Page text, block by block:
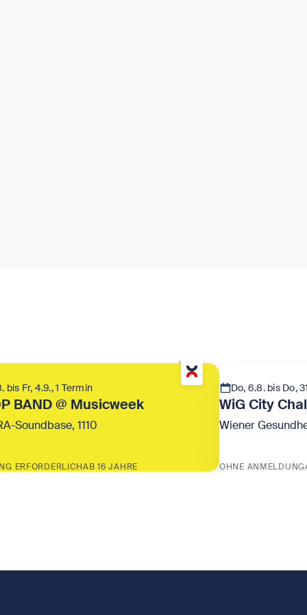
bis Fr, 4.9., 1 Termin
BAND @ Musicweek
Soundbase, 1110
ERFORDERLICHAB 16 JAHRE
Do, 6.8. bis Do,
WiG City
Wiener
OHNE ANMELDUNG